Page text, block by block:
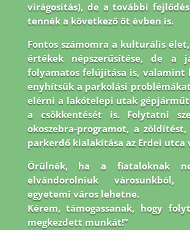
virágosítás), de a további
tennék a következő öt évben is.
Fontos számomra a kulturális
értékek népszerűsítése, de a
folyamatosfelújítása is, valamint
enyhítsük a parkolási
elérni a lakótelepi utak
a csökkentését is. Folytatni
okoszebra-programot, a
parkerdő kialakítása az Erdei utca
Örülnék, ha a fiataloknak
elvándorolniuk
egyetemi város lehetne.
Kérem, támogassanak, hogy
megkezdett munkát!”